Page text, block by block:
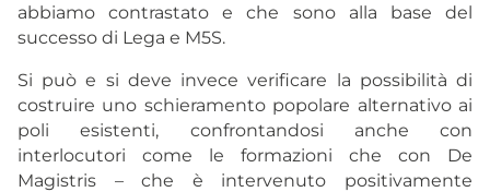
abbiamo contrastato e che sono alla base del
successo di Lega e M5S.
Si può e si deve invece verificare la possibilità di
costruire uno schieramento popolare alternativo ai
poli esistenti, confrontandosi
anche con
interlocutori come le formazioni che con De
Magistris – che è intervenuto positivamente